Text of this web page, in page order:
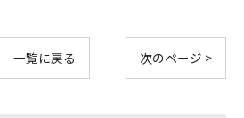
一覧に戻る 次のページ >